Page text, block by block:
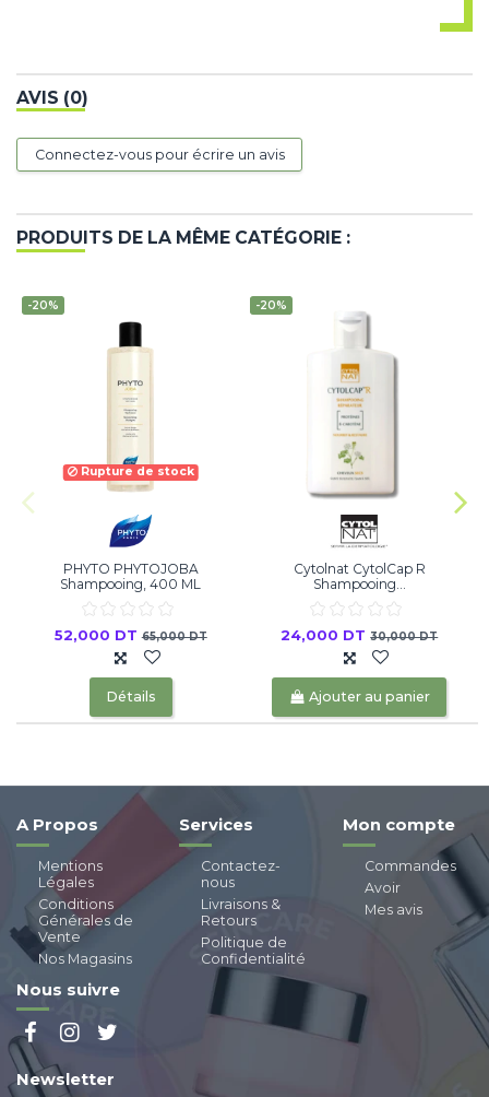
AVIS (0)
Connectez-vous pour écrire un avis
PRODUITS DE LA MÊME CATÉGORIE :
-20%
Rupture de stock
PHYTO PHYTOJOBA
Shampooing, 400 ML
52,000 DT65,000 DT
Détails
-20%
Cytolnat CytolCap R
Shampooing...
24,000 DT30,000 DT
Ajouter au panier
A Propos
Mentions
Légales
Conditions
Générales de
Vente
Nos Magasins
Services
Contactez-
nous
Livraisons &
Retours
Politique de
Confidentialité
Mon compte
Commandes
Avoir
Mes avis
Nous suivre
Newsletter